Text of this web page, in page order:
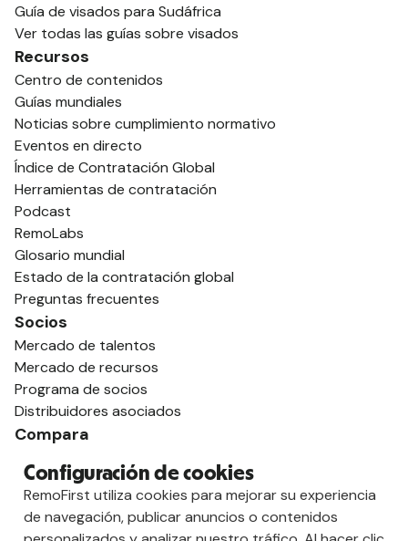
Guía de visados para Sudáfrica
Ver todas las guías sobre visados
Recursos
Centro de contenidos
Guías mundiales
Noticias sobre cumplimiento normativo
Eventos en directo
Índice de Contratación Global
Herramientas de contratación
Podcast
RemoLabs
Glosario mundial
Estado de la contratación global
Preguntas frecuentes
Socios
Mercado de talentos
Mercado de recursos
Programa de socios
Distribuidores asociados
Compara
vs. Remoto
vs. Ostra
vs. Multiplicador
Configuración de cookies
RemoFirst utiliza cookies para mejorar su experiencia
de navegación, publicar anuncios o contenidos